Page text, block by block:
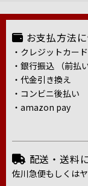
お支払方法
・クレジットカード
・銀行振込 （前払い
・代金引き換え
・コンビニ後払い
・amazon pay
配送・送料
佐川急便もしくは